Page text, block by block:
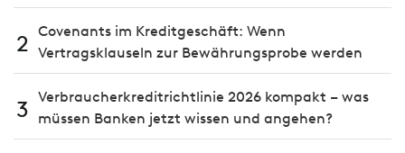
2 Covenants im Kreditgeschäft: Wenn
Vertragsklauseln zur Bewährungsprobe werden
3 Verbraucherkreditrichtlinie 2026 kompakt – was
müssen Banken jetzt wissen und angehen?